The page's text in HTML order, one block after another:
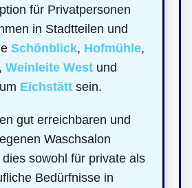
für Privatpersonen
in Stadtteilen und
Schönblick, Hofmühle,
, Weinleite West und
Eichstätt sein.
gut erreichbaren und
Waschsalon
sowohl für private als
Bedürfnisse in